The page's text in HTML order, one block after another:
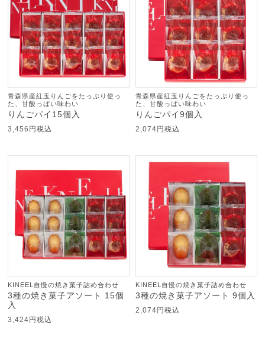
青森県産紅玉りんごをたっぷり使っ
た、甘酸っぱい味わい
りんごパイ15個入
3,456 税込
青森県産紅玉りんごをたっぷり使っ
た、甘酸っぱい味わい
りんごパイ9個入
2,074 税込
KINEEL自慢の焼き菓子詰め合わせ
3種の焼き菓子アソート 15個
入
3,424 税込
KINEEL自慢の焼き菓子詰め合わせ
3種の焼き菓子アソート 9個入
2,074 税込